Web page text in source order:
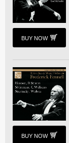
BUY NOW
BUY NOW